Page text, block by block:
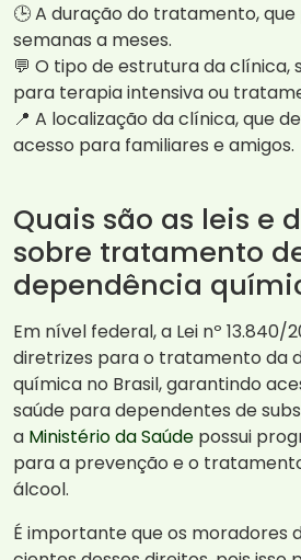
🕒 A duração do tratamento,
semanas a meses.
💬 O tipo de estrutura da clínica,
para terapia intensiva ou
📍 A localização da clínica, que
acesso para familiares e amigos.
Quais são as leis e
sobre tratamento
dependência
Em nível federal, a Lei nº 13.840/
diretrizes para o tratamento da
química no Brasil, garantindo
saúde para dependentes de
a Ministério da Saúde possui
para a prevenção e o
álcool.
É importante que os moradores